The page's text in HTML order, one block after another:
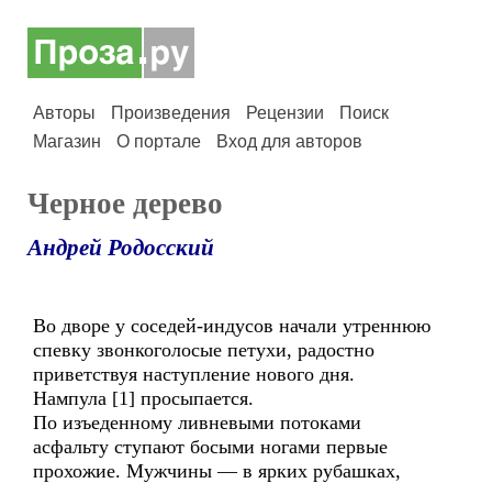
Авторы Произведения Рецензии
Поиск
Магазин
О портале Вход для авторов
Черное дерево
Андрей Родосский
Во дворе у соседей-индусов начали утреннюю
спевку звонкоголосые петухи, радостно
приветствуя наступление нового дня.
Нампула [1] просыпается.
По изъеденному ливневыми потоками
асфальту ступают босыми ногами первые
прохожие. Мужчины — в ярких рубашках,